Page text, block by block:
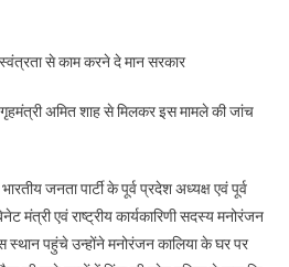
से काम करने दे मान सरकार
अमित शाह से मिलकर इस मामले की जांच
जनता पार्टी के पूर्व प्रदेश अध्यक्ष एवं पूर्व
मंत्री एवं राष्ट्रीय कार्यकारिणी सदस्य मनोरंजन
स्थान पहुंचे उन्होंने मनोरंजन कालिया के घर पर